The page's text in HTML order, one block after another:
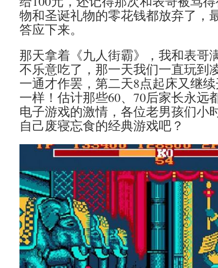
物和圣诞礼物的零花钱都放弃了，
答应下来。
那天拿着《九人街霸》，我和表哥
不乐意吃了，那一天我们一直玩到
一通才作罢，第二天8点起床又继
一样！估计那些60、70后家长永远
电子游戏的激情，各位老男孩们小
自己废寝忘食的经典游戏吧？